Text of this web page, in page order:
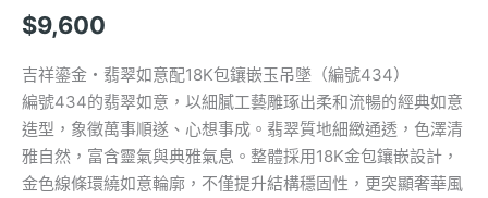
$9,600
吉祥鎏金・翡翠如意配18K包鑲嵌玉吊墜（編號434）
編號434的翡翠如意，以細膩工藝雕琢出柔和流暢的經典如意
造型，象徵萬事順遂、心想事成。翡翠質地細緻通透，色澤清
雅自然，富含靈氣與典雅氣息。整體採用18K金包鑲嵌設計，
金色線條環繞如意輪廓，不僅提升結構穩固性，更突顯奢華風
數
量